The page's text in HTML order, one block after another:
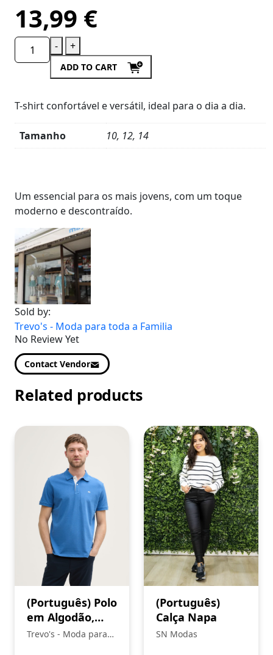
13,99 €
- +
ADD TO CART
T-shirt confortável e versátil, ideal para o dia a dia.
Tamanho
10, 12, 14
Um essencial para os mais jovens, com um toque
moderno e descontraído.
Sold by:
Trevo's - Moda para toda a Familia
No Review Yet
Contact Vendor
Related products
(Português) Polo
em Algodão,
Tom Tailor
Trevo's - Moda para
(Português)
Calça Napa
SN Modas